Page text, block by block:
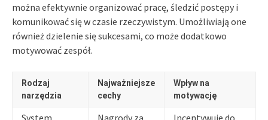
można efektywnie organizować pracę, śledzić postępy i
komunikować się w czasie rzeczywistym. Umożliwiają one
również dzielenie się sukcesami, co może dodatkowo
motywować zespół.
Rodzaj
narzędzia
Najważniejsze
cechy
Wpływ na
motywację